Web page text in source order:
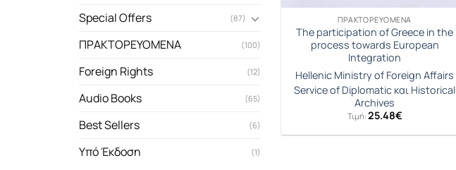
Special Offers (87)
ΠΡΑΚΤΟΡΕΥΟΜΕΝΑ (100)
Foreign Rights (12)
Audio Books (65)
Best Sellers (6)
Υπό Έκδοση (1)
ΠΡΑΚΤΟΡΕΥΟΜΕΝΑ
The participation of Greece in the
process towards European
Integration
Hellenic Ministry of Foreign Affairs
Service of Diplomatic και Historical
Archives
Τιμή:25.48€